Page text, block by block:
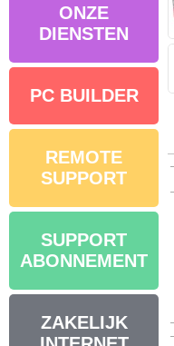
ONZE
DIENSTEN
PC BUILDER
REMOTE
SUPPORT
SUPPORT
ABONNEMENT
ZAKELIJK